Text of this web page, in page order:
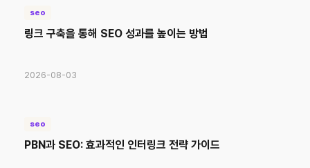
seo
링크 구축을 통해 SEO 성과를 높이는 방법
2026-08-03
seo
PBN과 SEO: 효과적인 인터링크 전략 가이드